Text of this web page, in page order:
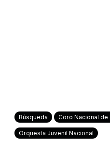
Búsqueda Coro Nacional de
Orquesta Juvenil Nacional